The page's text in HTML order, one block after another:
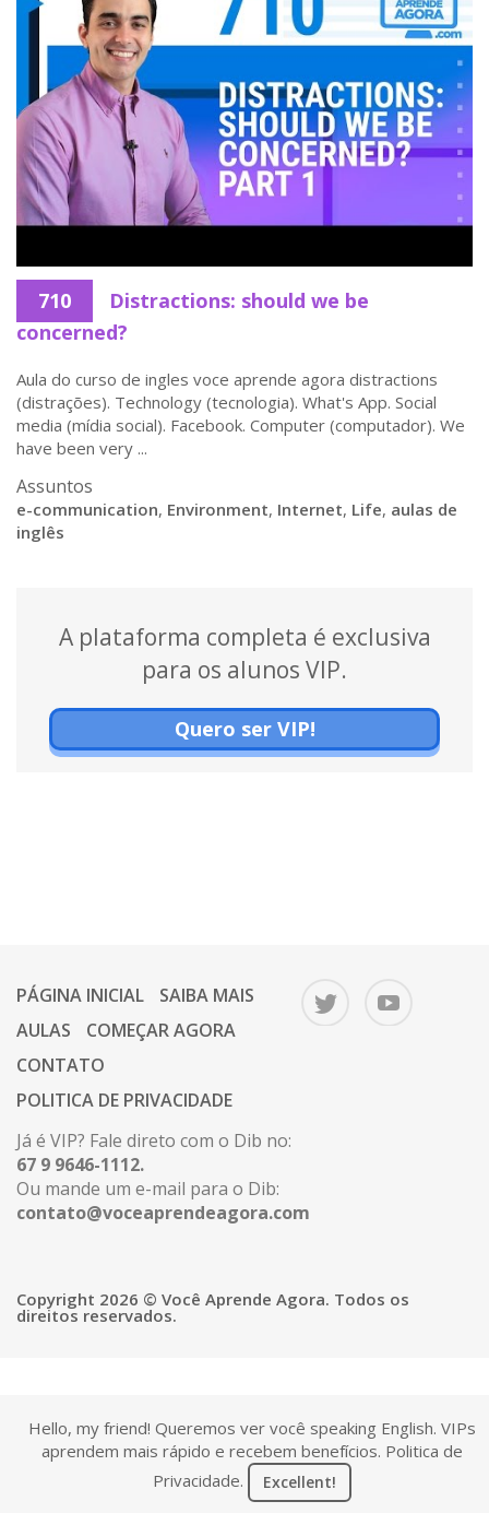
710
Distractions: should we be
concerned?
Aula do curso de ingles voce aprende agora distractions
(distrações). Technology (tecnologia). What's App. Social
media (mídia social). Facebook. Computer (computador). We
have been very ...
Assuntos
e-communication, Environment, Internet, Life, aulas de
inglês
A plataforma completa é exclusiva
para os alunos VIP.
Quero ser VIP!
PÁGINA INICIAL
SAIBA MAIS
AULAS
COMEÇAR AGORA
CONTATO
POLITICA DE PRIVACIDADE
Já é VIP? Fale direto com o Dib no:
67 9 9646-1112.
Ou mande um e-mail para o Dib:
contato@voceaprendeagora.com
Copyright 2026 © Você Aprende Agora. Todos os
direitos reservados.
Hello, my friend! Queremos ver você speaking English. VIPs
aprendem mais rápido e recebem benefícios. Politica de
Privacidade. Excellent!